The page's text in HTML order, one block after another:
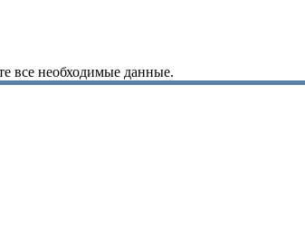
все необходимые данные.